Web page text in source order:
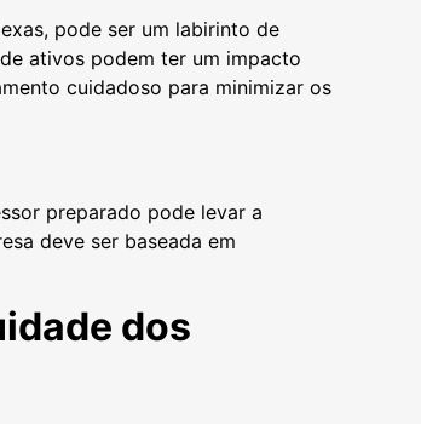
pode ser um labirinto de
ativos podem ter um impacto
cuidadoso para minimizar os
preparado pode levar a
deve ser baseada em
dos